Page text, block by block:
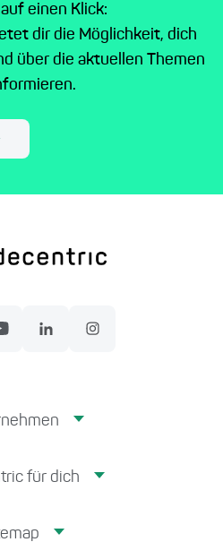
einen Klick:
dir die Möglichkeit, dich
über die aktuellen Themen
für dich